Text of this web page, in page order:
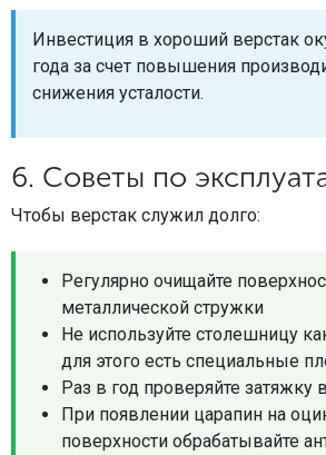
Инвестиция в хороший верстак
года за счет повышения
снижения усталости.
6. Советы по
Чтобы верстак служил долго:
Регулярно очищайте
металлической стружки
Не используйте столешницу
для этого есть специальные
Раз в год проверяйте затяжку
При появлении царапин на
поверхности обрабатывайте